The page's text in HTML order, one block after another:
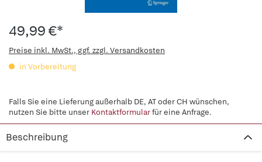
49,99 €*
Preise inkl. MwSt., ggf. zzgl. Versandkosten
in Vorbereitung
Falls Sie eine Lieferung außerhalb DE, AT oder CH wünschen,
nutzen Sie bitte unser Kontaktformularfür eine Anfrage.
Beschreibung